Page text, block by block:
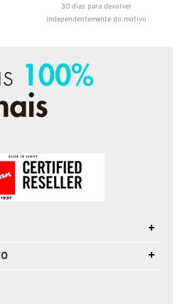
30 dias para devolver
independentemente do motivo